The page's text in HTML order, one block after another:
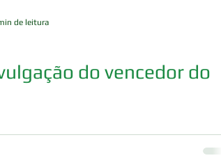
do vencedor do
de leitura